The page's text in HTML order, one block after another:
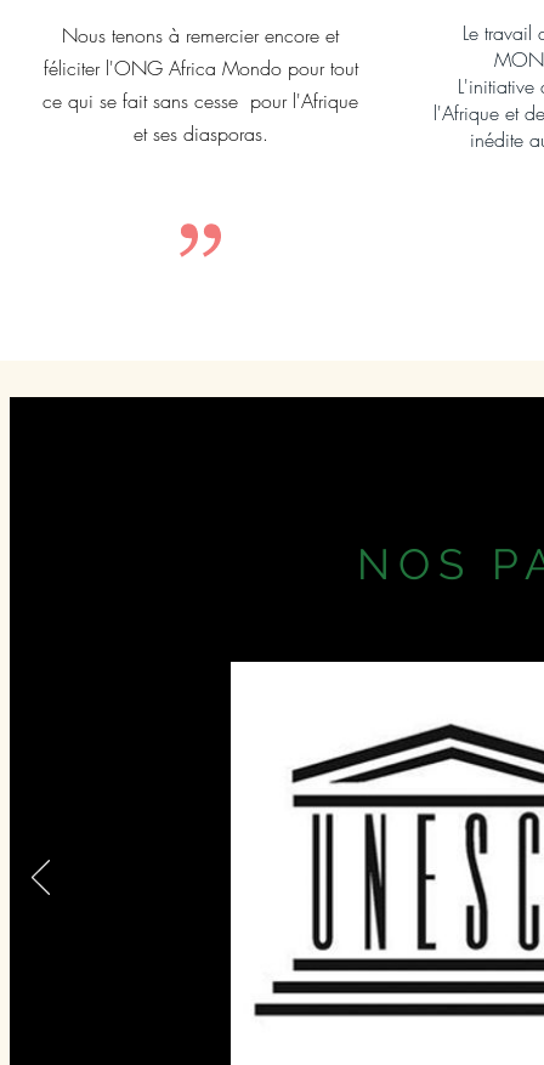
Nous tenons à remercier encore et
féliciter l'ONG Africa Mondo pour tout
ce qui se fait sans cesse pour l'Afrique
et ses diasporas.
Le
l'Afrique et
inédite
NOS